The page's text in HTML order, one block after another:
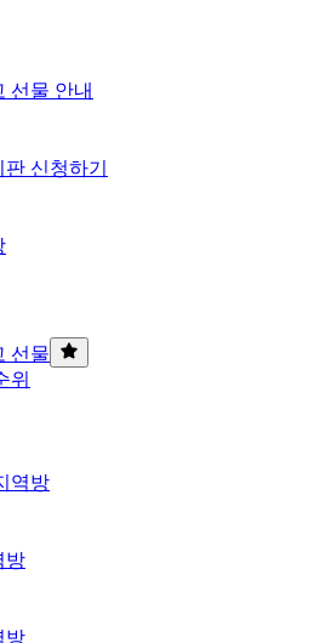
선물 안내
신청하기
선물
위
역방
방
방